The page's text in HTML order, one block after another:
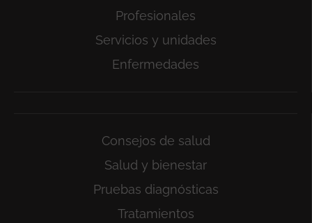
Profesionales
Servicios y unidades
Enfermedades
Consejos de salud
Salud y bienestar
Pruebas diagnósticas
Tratamientos